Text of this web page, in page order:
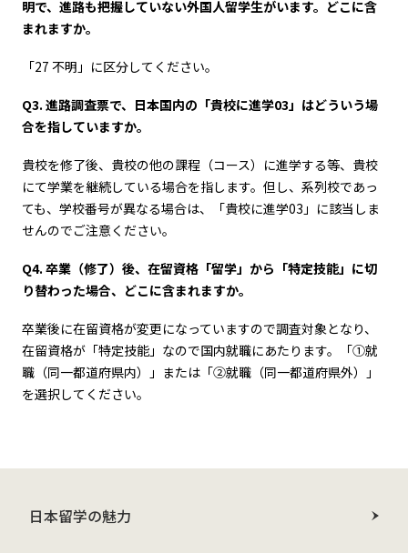
明で、進路も把握していない外国人留学生がいます。どこに含
まれますか。
「27 不明」に区分してください。
Q3. 進路調査票で、日本国内の「貴校に進学03」はどういう場
合を指していますか。
貴校を修了後、貴校の他の課程（コース）に進学する等、貴校
にて学業を継続している場合を指します。但し、系列校であっ
ても、学校番号が異なる場合は、「貴校に進学03」に該当しま
せんのでご注意ください。
Q4. 卒業（修了）後、在留資格「留学」から「特定技能」に切
り替わった場合、どこに含まれますか。
卒業後に在留資格が変更になっていますので調査対象となり、
在留資格が「特定技能」なので国内就職にあたります。「①就
職（同一都道府県内）」または「②就職（同一都道府県外）」
を選択してください。
日本留学の魅力